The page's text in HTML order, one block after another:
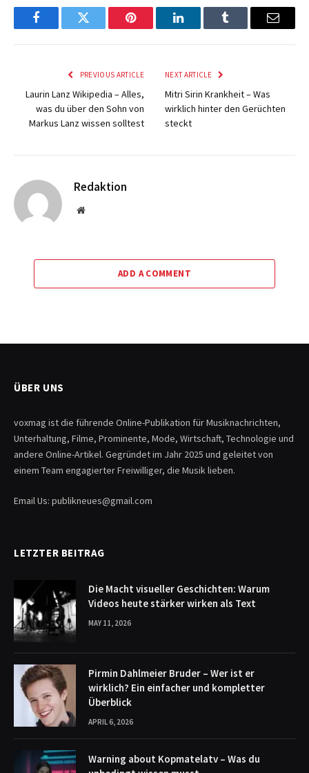
FacebookTwitter Pinterest LinkedInTumblr Email
PREVIOUS ARTICLE
Laurin Lanz Wikipedia – Alles,
was du über den Sohn von
Markus Lanz wissen solltest
NEXT ARTICLE
Mitri Sirin Krankheit – Was
wirklich hinter den Gerüchten
steckt
Redaktion
Website
ADD A COMMENT
ÜBER UNS
voxmag ist die führende Online-Publikation für Musiknachrichten,
Unterhaltung, Filme, Prominente, Mode, Wirtschaft, Technologie und
andere Online-Artikel. Gegründet im Jahr 2025 und geleitet von
einem Team engagierter Freiwilliger, die Musik lieben.
Email Us: publikneues@gmail.com
LETZTER BEITRAG
Die Macht visueller Geschichten: Warum
Videos heute stärker wirken als Text
MAY 11, 2026
Pirmin Dahlmeier Bruder – Wer ist er
wirklich? Ein einfacher und kompletter
Überblick
APRIL 6, 2026
Warning about Kopmatelatv – Was du